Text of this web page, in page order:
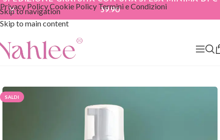
Privacy PolicyCookie Policy Termini e Condizioni
Skip to navigation
Skip to main content
SALDI
39.90